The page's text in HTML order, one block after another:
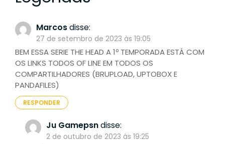
Marcosdisse:
27 de setembro de 2023 às 19:05
BEM ESSA SERIE THE HEAD A 1º TEMPORADA ESTÁ COM
OS LINKS TODOS OF LINE EM TODOS OS
COMPARTILHADORES (BRUPLOAD, UPTOBOX E
PANDAFILES)
RESPONDER
Ju Gamepsndisse:
2 de outubro de 2023 às 19:25